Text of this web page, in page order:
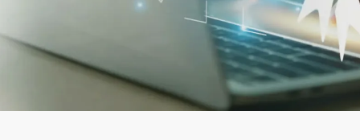
危险品分类